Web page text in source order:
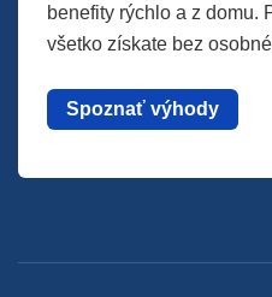
benefity rýchlo a z domu.
všetko získate bez
Spoznať výhody